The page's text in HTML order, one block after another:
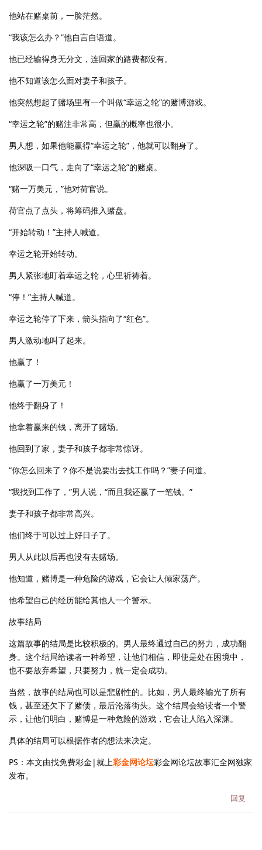
他站在赌桌前，一脸茫然。
“我该怎么办？”他自言自语道。
他已经输得身无分文，连回家的路费都没有。
他不知道该怎么面对妻子和孩子。
他突然想起了赌场里有一个叫做“幸运之轮”的赌博游戏。
“幸运之轮”的赌注非常高，但赢的概率也很小。
男人想，如果他能赢得“幸运之轮”，他就可以翻身了。
他深吸一口气，走向了“幸运之轮”的赌桌。
“赌一万美元，”他对荷官说。
荷官点了点头，将筹码推入赌盘。
“开始转动！”主持人喊道。
幸运之轮开始转动。
男人紧张地盯着幸运之轮，心里祈祷着。
“停！”主持人喊道。
幸运之轮停了下来，箭头指向了“红色”。
男人激动地叫了起来。
他赢了！
他赢了一万美元！
他终于翻身了！
他拿着赢来的钱，离开了赌场。
他回到了家，妻子和孩子都非常惊讶。
“你怎么回来了？你不是说要出去找工作吗？”妻子问道。
“我找到工作了，”男人说，“而且我还赢了一笔钱。”
妻子和孩子都非常高兴。
他们终于可以过上好日子了。
男人从此以后再也没有去赌场。
他知道，赌博是一种危险的游戏，它会让人倾家荡产。
他希望自己的经历能给其他人一个警示。
故事结局
这篇故事的结局是比较积极的。男人最终通过自己的努力，成功翻
身。这个结局给读者一种希望，让他们相信，即使是处在困境中，
也不要放弃希望，只要努力，就一定会成功。
当然，故事的结局也可以是悲剧性的。比如，男人最终输光了所有
钱，甚至还欠下了赌债，最后沦落街头。这个结局会给读者一个警
示，让他们明白，赌博是一种危险的游戏，它会让人陷入深渊。
具体的结局可以根据作者的想法来决定。
PS：本文由找免费彩金|就上彩金网论坛彩金网论坛故事汇全网独家
发布。
回复